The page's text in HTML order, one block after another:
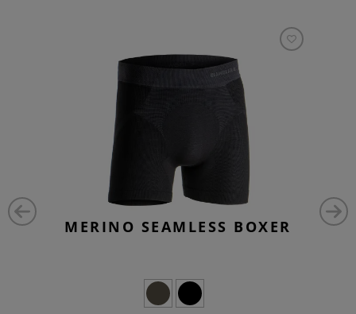
MERINO SEAMLESS BOXER